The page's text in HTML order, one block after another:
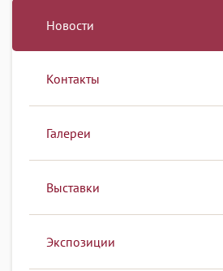
Новости
Контакты
Галереи
Выставки
Экспозиции